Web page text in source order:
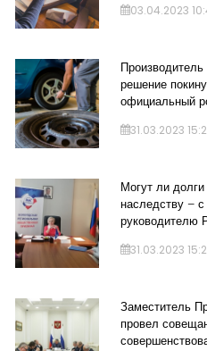
03.04.2023
решение
официальный
31.03.2023
Могут ли долги
наследству –
руководителю
31.03.2023
Заместитель
провел